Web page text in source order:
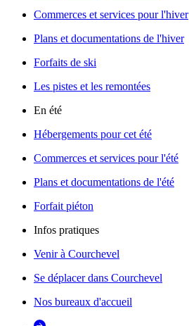
Commerces et services pour l'hiver
Plans et documentations de l'hiver
Forfaits de ski
Les pistes et les remontées
En été
Hébergements pour cet été
Commerces et services pour l'été
Plans et documentations de l'été
Forfait piéton
Infos pratiques
Venir à Courchevel
Se déplacer dans Courchevel
Nos bureaux d'accueil